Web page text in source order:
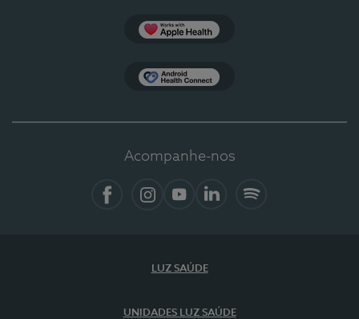
Acompanhe-nos
LUZ SAÚDE
UNIDADES LUZ SAÚDE